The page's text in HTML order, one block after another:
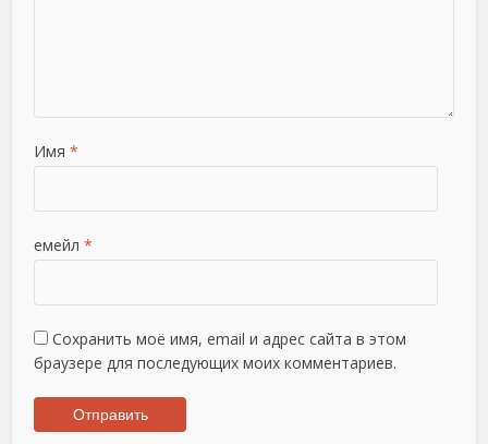
Имя *
емейл *
Сохранить моё имя, email и адрес сайта в этом
браузере для последующих моих комментариев.